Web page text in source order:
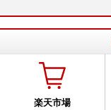
楽天市場